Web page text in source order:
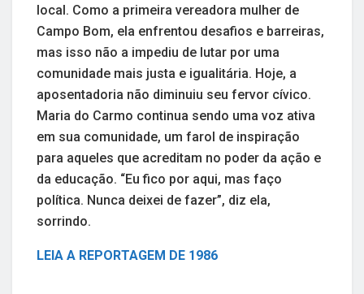
local. Como a primeira vereadora mulher de
Campo Bom, ela enfrentou desafios e barreiras,
mas isso não a impediu de lutar por uma
comunidade mais justa e igualitária. Hoje, a
aposentadoria não diminuiu seu fervor cívico.
Maria do Carmo continua sendo uma voz ativa
em sua comunidade, um farol de inspiração
para aqueles que acreditam no poder da ação e
da educação. “Eu fico por aqui, mas faço
política. Nunca deixei de fazer”, diz ela,
sorrindo.
LEIA A REPORTAGEM DE 1986